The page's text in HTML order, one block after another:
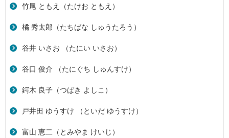
竹尾 ともえ（たけお ともえ）
橘 秀太郎（たちばな しゅうたろう）
谷井 いさお （たにい いさお）
谷口 俊介 （たにぐち しゅんすけ）
鍔木 良子（つばき よしこ）
戸井田 ゆうすけ （といだ ゆうすけ）
富山 恵二（とみやま けいじ）